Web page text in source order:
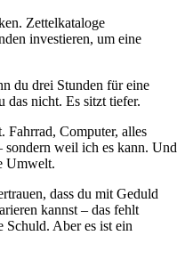
Zettelkataloge
investieren, um eine
du drei Stunden für eine
das nicht. Es sitzt tiefer.
Fahrrad, Computer, alles
weil ich es kann. Und
Umwelt.
dass du mit Geduld
kannst – das fehlt
Schuld. Aber es ist ein